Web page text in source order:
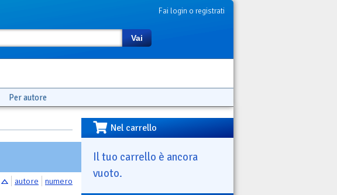
Fai login o registrati
Vai
Per autore
autore numero
Nel carrello
Il tuo carrello è ancora
vuoto.